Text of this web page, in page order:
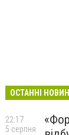
ОСТАННІ
22:17
5 серпня